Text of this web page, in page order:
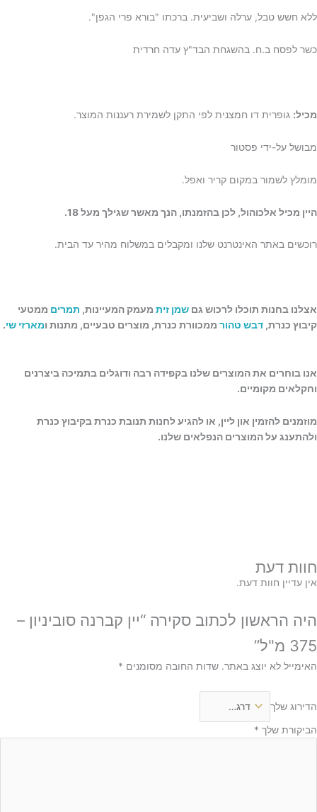
ללא חשש טבל, ערלה ושביעית. ברכתו "בורא פרי הגפן".
כשר לפסח ב.ח. בהשגחת הבד"ץ עדה חרדית
מכיל: גופרית דו חמצנית לפי התקן לשמירת רעננות המוצר.
מבושל על-ידי פסטור
מומלץ לשמור במקום קריר ואפל.
היין מכיל אלכוהול, לכן בהזמנתו, הנך מאשר שגילך מעל 18.
רוכשים באתר האינטרנט שלנו ומקבלים במשלוח מהיר עד הבית.
אצלנו בחנות תוכלו לרכוש גם שמן זית מעמק המעיינות, תמרים ממטעי
קיבוץ כנרת, דבש טהור ממכוורת כנרת, מוצרים טבעיים, מתנות ומארזי שי.
אנו בוחרים את המוצרים שלנו בקפידה רבה ודוגלים בתמיכה ביצרנים
וחקלאים מקומיים.
מוזמנים להזמין און ליין, או להגיע לחנות תנובת כנרת בקיבוץ כנרת
ולהתענג על המוצרים הנפלאים שלנו.
חוות דעת
אין עדיין חוות דעת.
היה הראשון לכתוב סקירה “יין קברנה סוביניון –
375 מ"ל”
האימייל לא יוצג באתר. שדות החובה מסומנים *
הדירוג שלך
הביקורת שלך *